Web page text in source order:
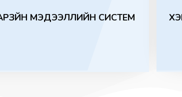
МЭДЭЭЛЛИЙН СИСТЕМ